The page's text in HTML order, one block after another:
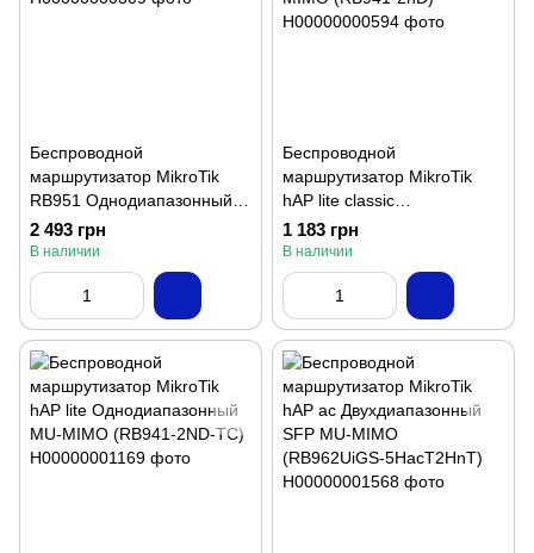
Беспроводной
маршрутизатор MikroTik
RB951 Однодиапазонный
MU-MIMO (RB951Ui-2HnD)
2 493 грн
В наличии
Беспроводной
маршрутизатор MikroTik
hAP lite classic
Однодиапазонный MU-
MIMO (RB941-2nD)
1 183 грн
В наличии